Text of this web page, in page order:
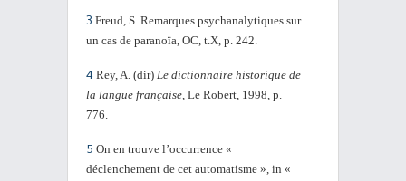
3 Freud, S. Remarques psychanalytiques sur
un cas de paranoïa, OC, t.X, p. 242.
4 Rey, A. (dir) Le dictionnaire historique de
la langue française, Le Robert, 1998, p.
776.
5 On en trouve l’occurrence «
déclenchement de cet automatisme », in «